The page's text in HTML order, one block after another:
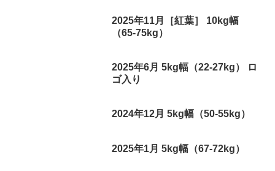
2025年11月［紅葉］ 10kg幅
（65-75kg）
2025年6月 5kg幅（22-27kg） ロ
ゴ入り
2024年12月 5kg幅（50-55kg）
2025年1月 5kg幅（67-72kg）